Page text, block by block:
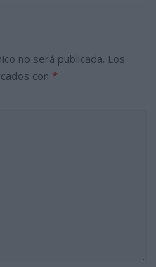
no será publicada. Los
con *